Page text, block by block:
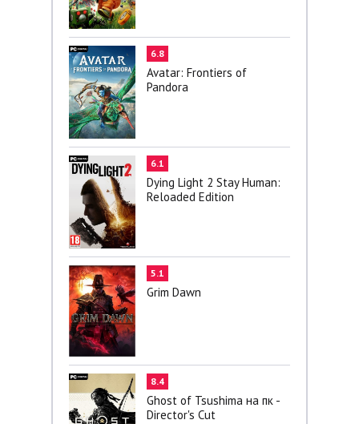
6.8
Avatar: Frontiers of
Pandora
6.1
Dying Light 2 Stay Human:
Reloaded Edition
5.1
Grim Dawn
8.4
Ghost of Tsushima на пк -
Director's Cut